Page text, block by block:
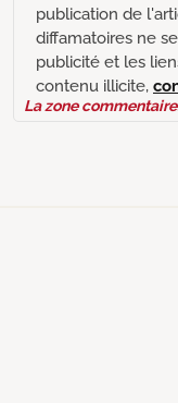
publication de
diffamatoires ne
publicité et les
contenu illicite,
La zone